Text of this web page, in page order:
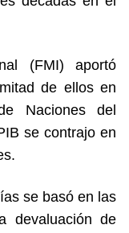
(FMI) aportó
de ellos en
Naciones del
se contrajo en
se basó en las
devaluación de